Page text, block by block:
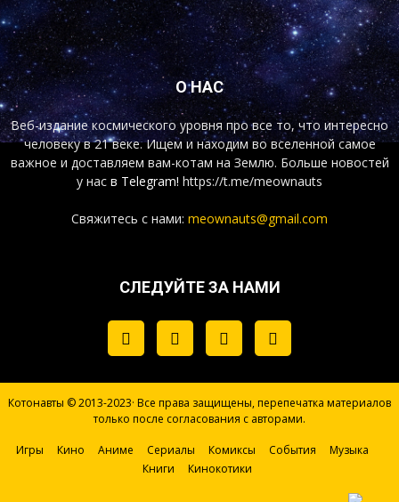
О НАС
Веб-издание космического уровня про все то, что интересно
человеку в 21 веке. Ищем и находим во вселенной самое
важное и доставляем вам-котам на Землю. Больше новостей
у нас в Telegram! https://t.me/meownauts
Свяжитесь с нами: meownauts@gmail.com
СЛЕДУЙТЕ ЗА НАМИ
Котонавты © 2013-2023· Все права защищены, перепечатка материалов
только после согласования с авторами.
Игры Кино Аниме Сериалы Комиксы События
Музыка
Книги
Кинокотики